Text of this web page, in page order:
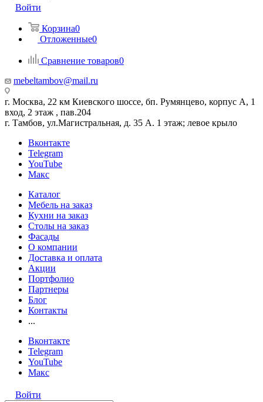
Войти
Корзина0
Отложенные0
Сравнение товаров0
mebeltambov@mail.ru
г. Москва, 22 км Киевского шоссе, бп. Румянцево, корпус А, 1
вход, 2 этаж , пав.204
г. Тамбов, ул.Магистральная, д. 35 А. 1 этаж; левое крыло
Вконтакте
Telegram
YouTube
Макс
Каталог
Мебель на заказ
Кухни на заказ
Столы на заказ
Фасады
О компании
Доставка и оплата
Акции
Портфолио
Партнеры
Блог
Контакты
...
Вконтакте
Telegram
YouTube
Макс
Войти